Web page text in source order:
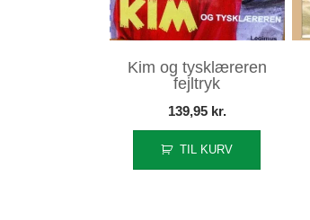
Kim og tysklæreren
fejltryk
139,95 kr.
TIL KURV